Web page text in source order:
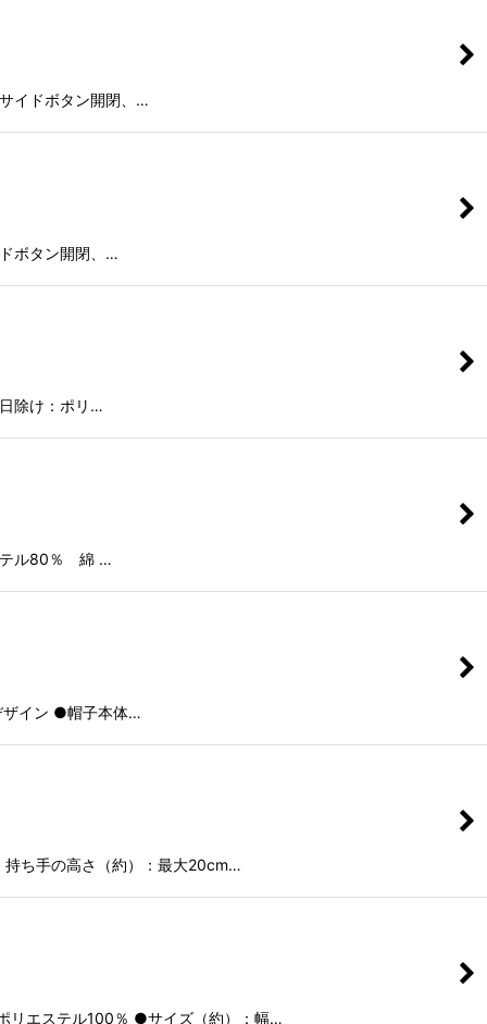
イドボタン開閉、…
ボタン開閉、…
除け：ポリ…
テル80％ 綿 …
ザイン ●帽子本体…
ち手の高さ（約）：最大20cm…
リエステル100％ ●サイズ（約）：幅…